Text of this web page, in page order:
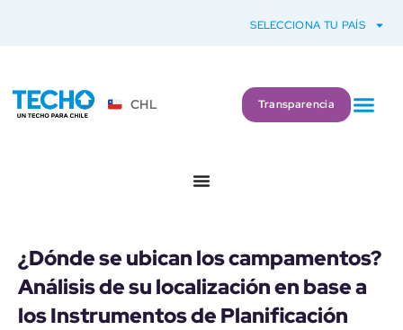
SELECCIONA TU PAÍS
CHL Transparencia
¿Dónde se ubican los campamentos?
Análisis de su localización en base a
los Instrumentos de Planificación